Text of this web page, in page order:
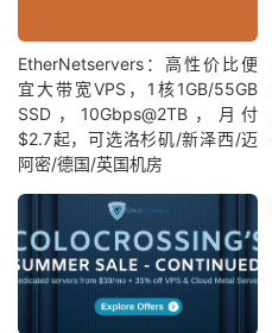
EtherNetservers：高性价比便
宜大带宽VPS，1核1GB/55GB
SSD，10Gbps@2TB，月付
$2.7起，可选洛杉矶/新泽西/迈
阿密/德国/英国机房